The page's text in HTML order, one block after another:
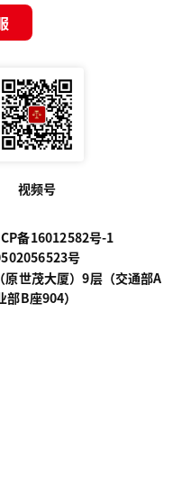
视频号
备16012582号-1
号
世茂大厦）9层（交通部A
B座904）